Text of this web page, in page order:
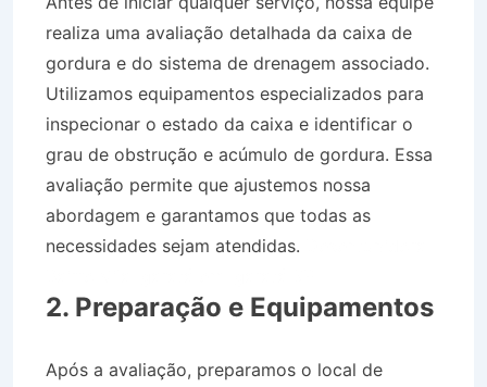
realiza uma avaliação detalhada da caixa de
gordura e do sistema de drenagem associado.
Utilizamos equipamentos especializados para
inspecionar o estado da caixa e identificar o
grau de obstrução e acúmulo de gordura. Essa
avaliação permite que ajustemos nossa
abordagem e garantamos que todas as
necessidades sejam atendidas.
2. Preparação e Equipamentos
Após a avaliação, preparamos o local de